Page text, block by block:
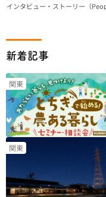
IS GOOD」が届ける、ビー
インタビュー・ストーリー（
Story）
新着記事
関東
関東